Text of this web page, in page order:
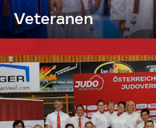
Veteranen